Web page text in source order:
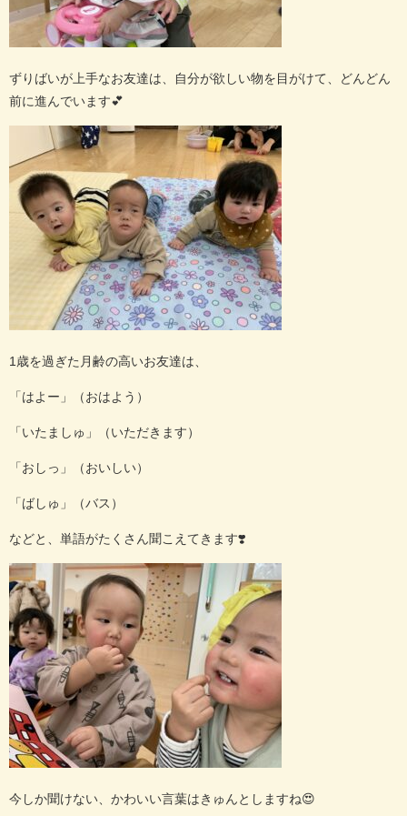
ずりばいが上手なお友達は、自分が欲しい物を目がけて、どんどん
前に進んでいます💕
1 歳を過ぎた月齢の高いお友達は、
「はよー」（おはよう）
「いたましゅ」（いただきます）
「おしっ」（おいしい）
「ばしゅ」（バス）
などと、単語がたくさん聞こえてきます❣️
今しか聞けない、かわいい言葉はきゅんとしますね😍